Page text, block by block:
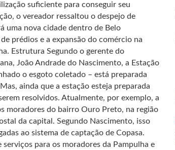
suficiente para conseguir seu
o vereador ressaltou o despejo de
uma nova cidade dentro de Belo
prédios e a expansão do comércio na
Estrutura Segundo o gerente do
João Andrade do Nascimento, a Estação
o esgoto coletado – está preparada
ainda que a estação esteja preparada
resolvidos. Atualmente, por exemplo, a
moradores do bairro Ouro Preto, na região
da capital. Segundo Nascimento, isso
ao sistema de captação de Copasa.
para os moradores da Pampulha e